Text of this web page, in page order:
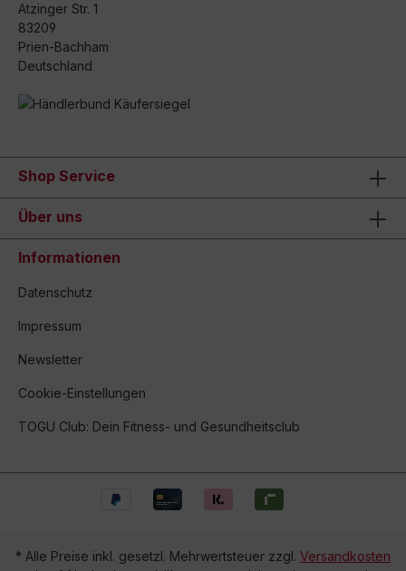
Atzinger Str. 1
83209
Prien-Bachham
Deutschland
Shop Service
Über uns
Informationen
Datenschutz
Impressum
Newsletter
Cookie-Einstellungen
TOGU Club: Dein Fitness- und Gesundheitsclub
* Alle Preise inkl. gesetzl. Mehrwertsteuer zzgl. Versandkosten